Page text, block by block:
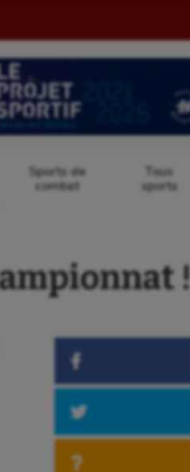
Sports de
combat
Tous
sports
!